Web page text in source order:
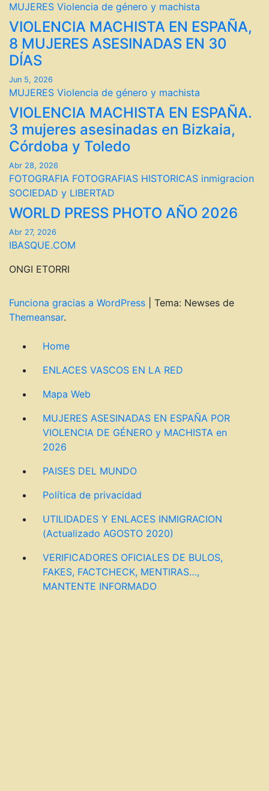
MUJERES Violencia de género y machista
VIOLENCIA MACHISTA EN ESPAÑA,
8 MUJERES ASESINADAS EN 30
DÍAS
Jun 5, 2026
MUJERES Violencia de género y machista
VIOLENCIA MACHISTA EN ESPAÑA.
3 mujeres asesinadas en Bizkaia,
Córdoba y Toledo
Abr 28, 2026
FOTOGRAFIA FOTOGRAFIAS HISTORICAS inmigracion
SOCIEDAD y LIBERTAD
WORLD PRESS PHOTO AÑO 2026
Abr 27, 2026
IBASQUE.COM
ONGI ETORRI
Funciona gracias a WordPress
Tema: Newses de
Themeansar.
Home
ENLACES VASCOS EN LA RED
Mapa Web
MUJERES ASESINADAS EN ESPAÑA POR
VIOLENCIA DE GÉNERO y MACHISTA en
2026
PAISES DEL MUNDO
Política de privacidad
UTILIDADES Y ENLACES INMIGRACION
(Actualizado AGOSTO 2020)
VERIFICADORES OFICIALES DE BULOS,
FAKES, FACTCHECK, MENTIRAS…,
MANTENTE INFORMADO